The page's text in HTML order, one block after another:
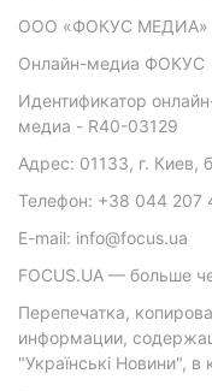
ООО «ФОКУС МЕДИА»
Онлайн-медиа ФОКУС
Идентификатор
медиа - R40-03129
Адрес: 01133, г. Киев,
Телефон: +38 044 207
E-mail: info@focus.ua
FOCUS.UA — больше
Перепечатка,
информации,
"Українські Новини",